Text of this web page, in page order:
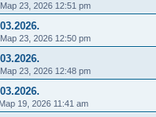
23, 2026 12:51 pm
23, 2026 12:50 pm
23, 2026 12:48 pm
19, 2026 11:41 am